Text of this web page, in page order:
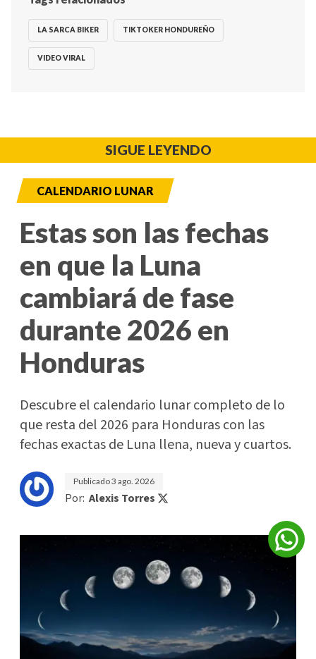
LA SARCA BIKER TIKTOKER HONDUREÑO
VIDEO VIRAL
SIGUE LEYENDO
CALENDARIO LUNAR
Estas son las fechas
en que la Luna
cambiará de fase
durante 2026 en
Honduras
Descubre el calendario lunar completo de lo
que resta del 2026 para Honduras con las
fechas exactas de Luna llena, nueva y cuartos.
Publicado3 ago. 2026
Por: Alexis Torres